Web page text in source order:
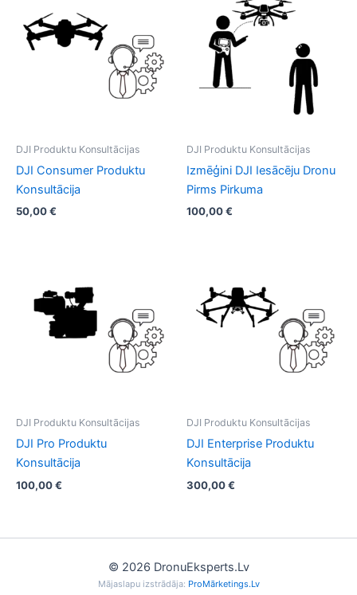
DJI Produktu Konsultācijas​
DJI Consumer Produktu
Konsultācija
50,00€
DJI Produktu Konsultācijas​
Izmēģini DJI Iesācēju Dronu
Pirms Pirkuma
100,00€
DJI Produktu Konsultācijas​
DJI Pro Produktu
Konsultācija
100,00€
DJI Produktu Konsultācijas​
DJI Enterprise Produktu
Konsultācija
300,00€
© 2026 DronuEksperts.Lv
Mājaslapu izstrādāja: ProMārketings.Lv